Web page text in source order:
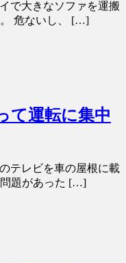
イで大きなソファを運搬
。 危ないし、 […]
て運転に集中
のテレビを車の屋根に載
題があった […]